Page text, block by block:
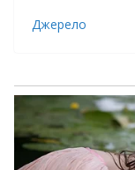
Джерело